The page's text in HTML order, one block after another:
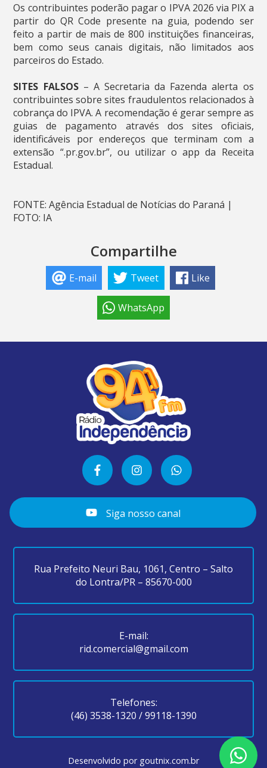
Os contribuintes poderão pagar o IPVA 2026 via PIX a
partir do QR Code presente na guia, podendo ser
feito a partir de mais de 800 instituições financeiras,
bem como seus canais digitais, não limitados aos
parceiros do Estado.
SITES FALSOS– A Secretaria da Fazenda alerta os
contribuintes sobre sites fraudulentos relacionados à
cobrança do IPVA. A recomendação é gerar sempre as
guias de pagamento através dos sites oficiais,
identificáveis por endereços que terminam com a
extensão “.pr.gov.br”, ou utilizar o app da Receita
Estadual.
FONTE: Agência Estadual de Notícias do Paraná |
FOTO: IA
Compartilhe
E-mail Tweet Like
WhatsApp
Siga nosso canal
Rua Prefeito Neuri Bau, 1061, Centro – Salto
do Lontra/PR – 85670-000
E-mail:
rid.comercial@gmail.com
Telefones:
(46) 3538-1320 /99118-1390
Desenvolvido por goutnix.com.br